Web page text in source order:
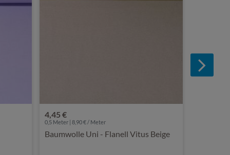
4,45 €
0,5 Meter | 8,90 € / Meter
Baumwolle Uni - Flanell Vitus Beige